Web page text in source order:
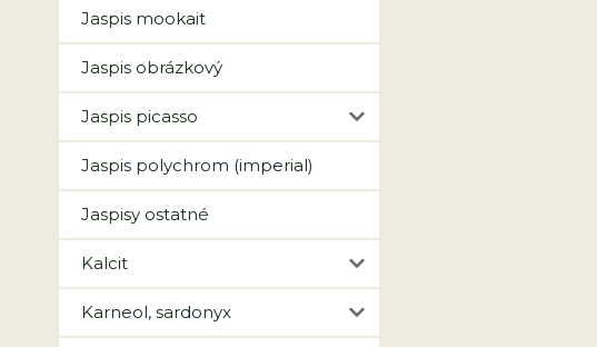
Jaspis mookait
Jaspis obrázkový
Jaspis picasso
Jaspis polychrom (imperial)
Jaspisy ostatné
Kalcit
Karneol, sardonyx